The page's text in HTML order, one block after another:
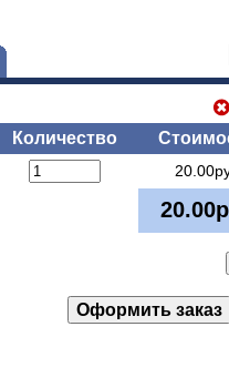
Количество